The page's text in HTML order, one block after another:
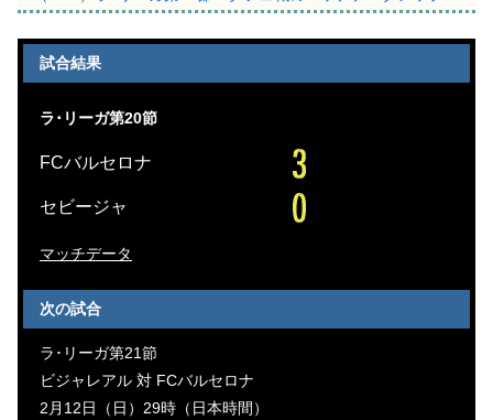
試合結果
ラ･リーガ第20節
FCバルセロナ
セビージャ
マッチデータ
次の試合
ラ･リーガ第21節
ビジャレアル 対 FCバルセロナ
2月12日（日）29時（日本時間）